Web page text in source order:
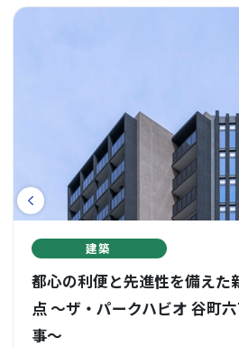
建築
都心の利便と先進性を備えた
点 ～ザ・パークハビオ 谷町
事～